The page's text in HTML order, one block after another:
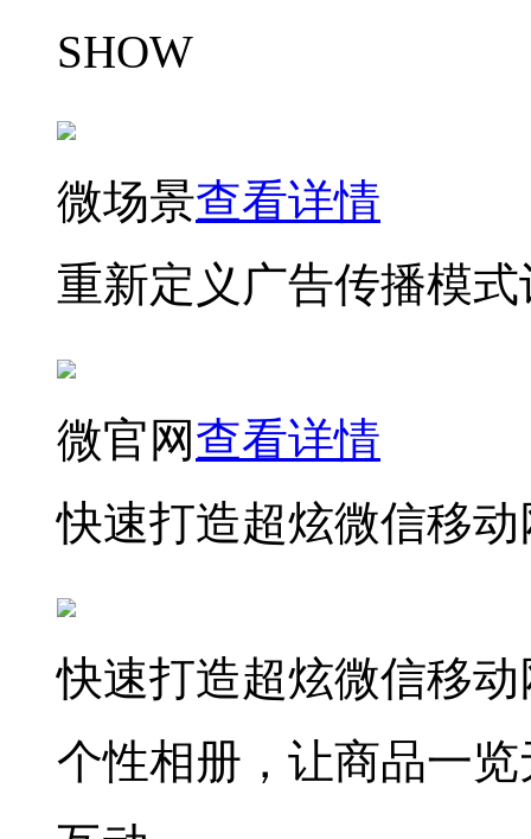
SHOW
微场景查看详情
重新定义广告传播模
微官网查看详情
快速打造超炫微信移动
快速打造超炫微信移动
个性相册，让商品一览